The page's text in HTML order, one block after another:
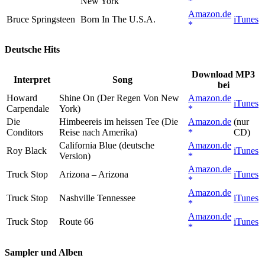
Bruce Springsteen Born In The U.S.A.
Amazon.de
iTunes
Deutsche Hits
Interpret Song
Download MP3
bei
Howard
Carpendale
Shine On (Der Regen Von New
York)
Amazon.de
iTunes
Die
Conditors
Himbeereis im heissen Tee (Die
Reise nach Amerika)
Amazon.de (nur
CD)
Roy Black
California Blue (deutsche
Version)
Amazon.de
iTunes
Truck Stop Arizona – Arizona
Amazon.de
iTunes
Truck Stop Nashville Tennessee
Amazon.de
iTunes
Truck Stop Route 66
Amazon.de
iTunes
Sampler und Alben